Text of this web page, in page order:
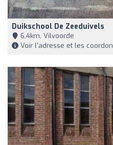
Duikschool De Zeeduivels
6,4km, Vilvoorde
Voir l'adresse et les